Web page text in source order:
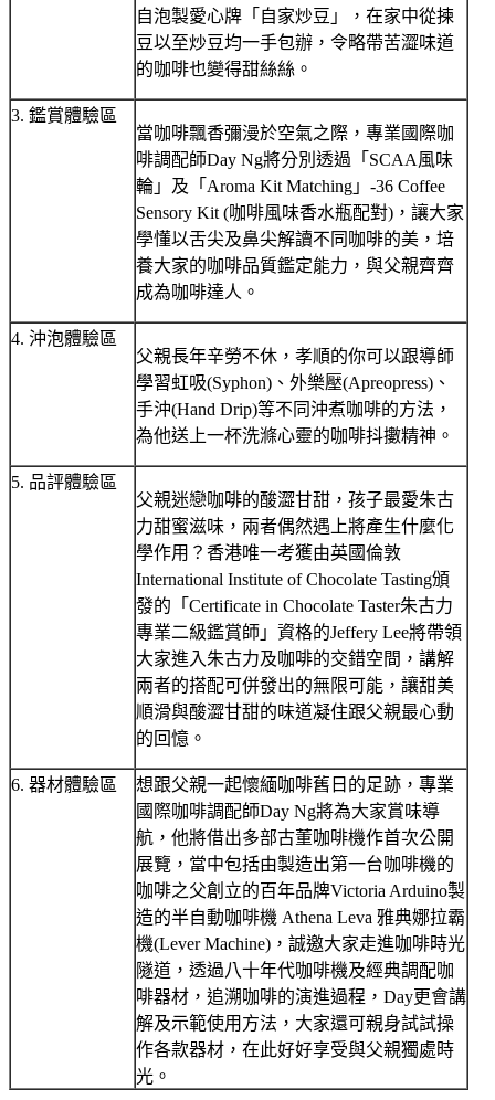
自泡製愛心牌「自家炒豆」，在家中從揀
豆以至炒豆均一手包辦，令略帶苦澀味道
的咖啡也變得甜絲絲。
3. 鑑賞體驗區
當咖啡飄香彌漫於空氣之際，專業國際咖
啡調配師Day Ng將分別透過「SCAA風味
輪」及「Aroma Kit Matching」-36 Coffee
Sensory Kit (咖啡風味香水瓶配對)，讓大家
學懂以舌尖及鼻尖解讀不同咖啡的美，培
養大家的咖啡品質鑑定能力，與父親齊齊
成為咖啡達人。
4. 沖泡體驗區
父親長年辛勞不休，孝順的你可以跟導師
學習虹吸(Syphon)、外樂壓(Apreopress)、
手沖(Hand Drip)等不同沖煮咖啡的方法，
為他送上一杯洗滌心靈的咖啡抖擻精神。
5. 品評體驗區
父親迷戀咖啡的酸澀甘甜，孩子最愛朱古
力甜蜜滋味，兩者偶然遇上將產生什麼化
學作用？香港唯一考獲由英國倫敦
International Institute of Chocolate Tasting頒
發的「Certificate in Chocolate Taster朱古力
專業二級鑑賞師」資格的Jeffery Lee將帶領
大家進入朱古力及咖啡的交錯空間，講解
兩者的搭配可併發出的無限可能，讓甜美
順滑與酸澀甘甜的味道凝住跟父親最心動
的回憶。
6. 器材體驗區
想跟父親一起懷緬咖啡舊日的足跡，專業
國際咖啡調配師Day Ng將為大家賞味導
航，他將借出多部古董咖啡機作首次公開
展覽，當中包括由製造出第一台咖啡機的
咖啡之父創立的百年品牌Victoria Arduino製
造的半自動咖啡機 Athena Leva 雅典娜拉霸
機(Lever Machine)，誠邀大家走進咖啡時光
隧道，透過八十年代咖啡機及經典調配咖
啡器材，追溯咖啡的演進過程，Day更會講
解及示範使用方法，大家還可親身試試操
作各款器材，在此好好享受與父親獨處時
光。